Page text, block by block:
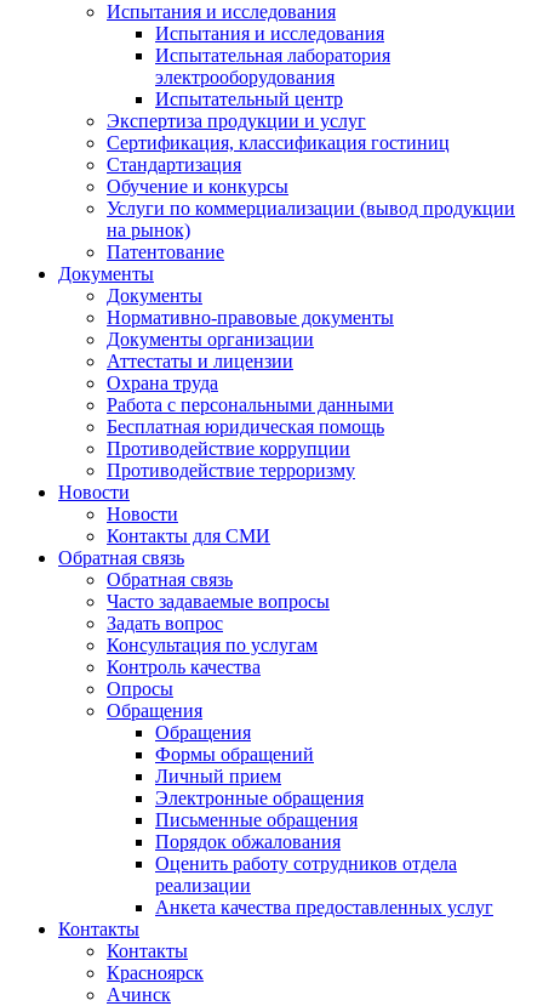
Испытания и исследования
Испытания и исследования
Испытательная лаборатория
электрооборудования
Испытательный центр
Экспертиза продукции и услуг
Сертификация, классификация гостиниц
Стандартизация
Обучение и конкурсы
Услуги по коммерциализации (вывод продукции
на рынок)
Патентование
Документы
Документы
Нормативно-правовые документы
Документы организации
Аттестаты и лицензии
Охрана труда
Работа с персональными данными
Бесплатная юридическая помощь
Противодействие коррупции
Противодействие терроризму
Новости
Новости
Контакты для СМИ
Обратная связь
Обратная связь
Часто задаваемые вопросы
Задать вопрос
Консультация по услугам
Контроль качества
Опросы
Обращения
Обращения
Формы обращений
Личный прием
Электронные обращения
Письменные обращения
Порядок обжалования
Оценить работу сотрудников отдела
реализации
Анкета качества предоставленных услуг
Контакты
Контакты
Красноярск
Ачинск